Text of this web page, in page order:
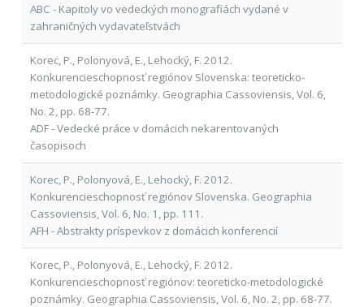
ABC - Kapitoly vo vedeckých monografiách vydané v
zahraničných vydavateľstvách
Korec, P., Polonyová, E., Lehocký, F. 2012.
Konkurencieschopnosť regiónov Slovenska: teoreticko-
metodologické poznámky. Geographia Cassoviensis, Vol. 6,
No. 2, pp. 68-77.
ADF - Vedecké práce v domácich nekarentovaných
časopisoch
Korec, P., Polonyová, E., Lehocký, F. 2012.
Konkurencieschopnosť regiónov Slovenska. Geographia
Cassoviensis, Vol. 6, No. 1, pp. 111.
AFH - Abstrakty príspevkov z domácich konferencií
Korec, P., Polonyová, E., Lehocký, F. 2012.
Konkurencieschopnosť regiónov: teoreticko-metodologické
poznámky. Geographia Cassoviensis, Vol. 6, No. 2, pp. 68-77.